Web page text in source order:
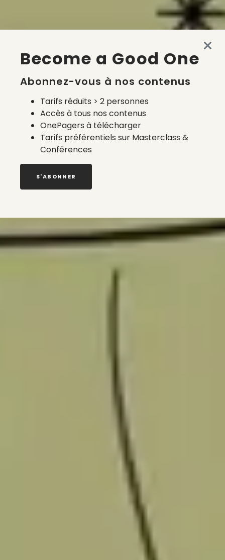
Become a Good One
Abonnez-vous à nos contenus
Tarifs réduits > 2 personnes
Accès à tous nos contenus
OnePagers à télécharger
Tarifs préférentiels sur Masterclass &
Conférences
S'ABONNER